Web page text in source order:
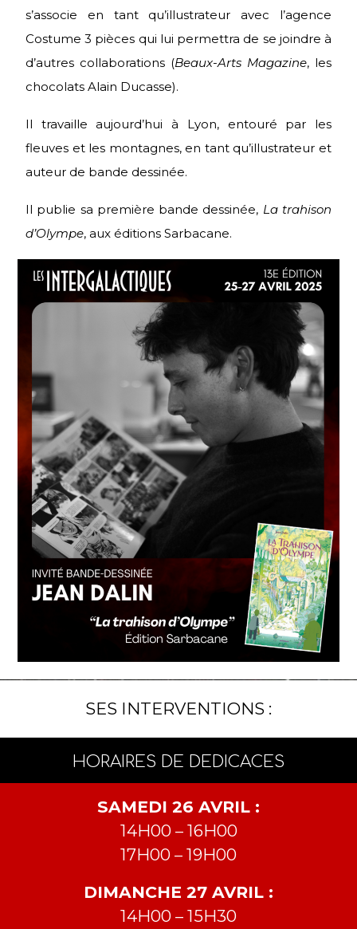
s’associe en tant qu’illustrateur avec l’agence
Costume 3 pièces qui lui permettra de se joindre à
d’autres collaborations (Beaux-Arts Magazine, les
chocolats Alain Ducasse).
Il travaille aujourd’hui à Lyon, entouré par les
fleuves et les montagnes, en tant qu’illustrateur et
auteur de bande dessinée.
Il publie sa première bande dessinée, La trahison
d’Olympe, aux éditions Sarbacane.
SES INTERVENTIONS :
HORAIRES DE DEDICACES
SAMEDI 26 AVRIL :
14H00 – 16H00
17H00 – 19H00
DIMANCHE 27 AVRIL :
14H00 – 15H30